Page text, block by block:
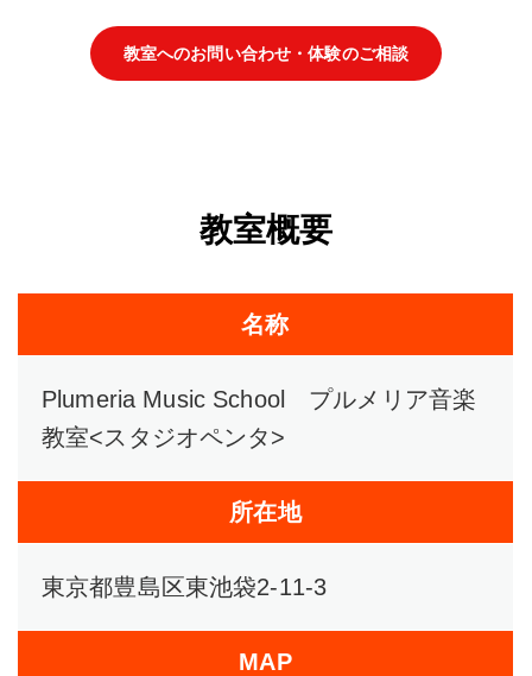
教室へのお問い合わせ・体験のご相談
教室概要
名称
Plumeria Music School プルメリア音楽
教室<スタジオペンタ>
所在地
東京都豊島区東池袋2-11-3
MAP